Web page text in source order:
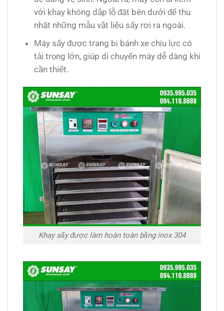
với khay không dập lỗ đặt bên dưới để thu
nhặt những mẫu vật liệu sấy rơi ra ngoài.
Máy sấy được trang bị bánh xe chịu lực có
tải trọng lớn, giúp di chuyển máy dễ dàng khi
cần thiết.
Khay sấy được làm hoàn toàn bằng inox 304